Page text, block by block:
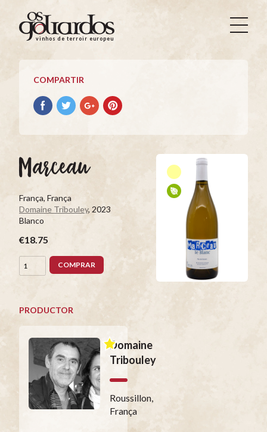
Os
Goliardos
Vinhos
Terroir
Europeus
vinhos de terroir europeus
COMPARTIR
Compartir
con
Compartir
con
Compartir
con
Compartir
con
Marceau
França, França
Domaine Tribouley, 2023
Blanco
€18.75
COMPRAR
PRODUCTOR
Domaine
Tribouley
Roussillon,
França